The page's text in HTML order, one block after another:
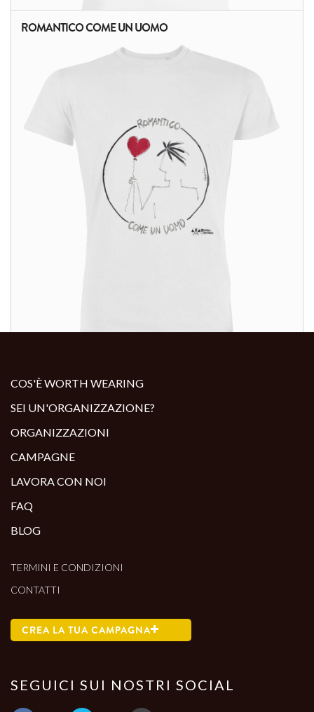
ROMANTICO COME UN UOMO
COS'È WORTH WEARING
SEI UN'ORGANIZZAZIONE?
ORGANIZZAZIONI
CAMPAGNE
LAVORA CON NOI
FAQ
BLOG
TERMINI E CONDIZIONI
CONTATTI
CREA LA TUA CAMPAGNA
SEGUICI SUI NOSTRI SOCIAL